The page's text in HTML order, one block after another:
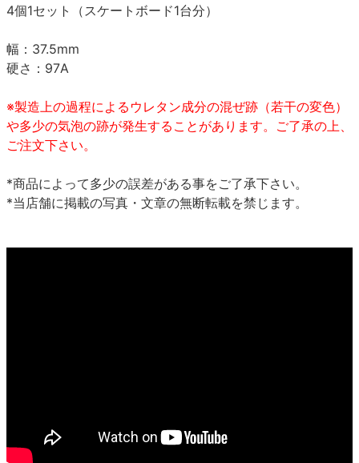
4個1セット（スケートボード1台分）
幅：37.5mm
硬さ：97A
※製造上の過程によるウレタン成分の混ぜ跡（若干の変色）
や多少の気泡の跡が発生することがあります。ご了承の上、
ご注文下さい。
*商品によって多少の誤差がある事をご了承下さい。
*当店舗に掲載の写真・文章の無断転載を禁じます。